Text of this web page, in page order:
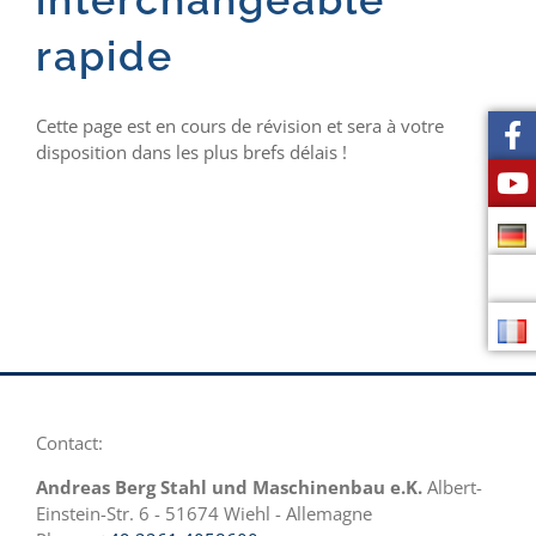
rapide
Cette page est en cours de révision et sera à votre
disposition dans les plus brefs délais !
Contact:
Andreas Berg Stahl und Maschinenbau e.K. Albert-
Einstein-Str. 6 - 51674 Wiehl - Allemagne